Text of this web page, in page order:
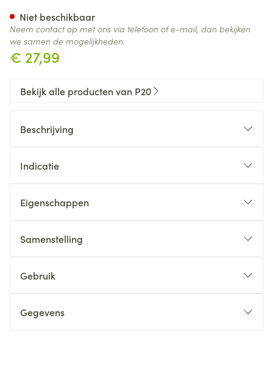
€ 27,99
Niet beschikbaar
Neem contact op met ons via telefoon of e-mail, dan bekijken
we samen de mogelijkheden.
Bekijk alle producten van P20
Beschrijving
Indicatie
Eigenschappen
Samenstelling
Gebruik
Gegevens